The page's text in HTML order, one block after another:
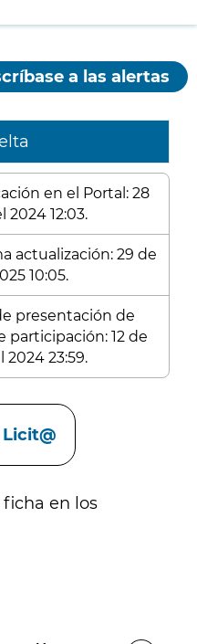
a las alertas
en el Portal: 28
12:03.
actualización: 29 de
10:05.
presentación de
participación: 12 de
23:59.
en los